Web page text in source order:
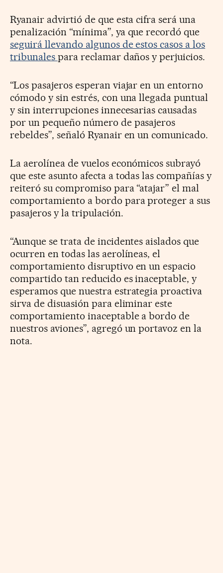
Ryanair advirtió de que esta cifra será una
penalización “mínima”, ya que recordó que
seguirá llevando algunos de estos casos a los
tribunales para reclamar daños y perjuicios.
“Los pasajeros esperan viajar en un entorno
cómodo y sin estrés, con una llegada puntual
y sin interrupciones innecesarias causadas
por un pequeño número de pasajeros
rebeldes”, señaló Ryanair en un comunicado.
La aerolínea de vuelos económicos subrayó
que este asunto afecta a todas las compañías y
reiteró su compromiso para “atajar” el mal
comportamiento a bordo para proteger a sus
pasajeros y la tripulación.
“Aunque se trata de incidentes aislados que
ocurren en todas las aerolíneas, el
comportamiento disruptivo en un espacio
compartido tan reducido es inaceptable, y
esperamos que nuestra estrategia proactiva
sirva de disuasión para eliminar este
comportamiento inaceptable a bordo de
nuestros aviones”, agregó un portavoz en la
nota.